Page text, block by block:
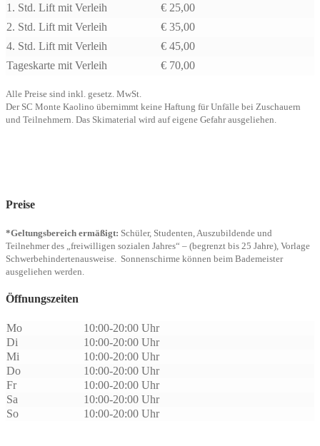
1. Std. Lift mit Verleih
€ 25,00
2. Std. Lift mit Verleih
€ 35,00
4. Std. Lift mit Verleih
€ 45,00
Tageskarte mit Verleih
€ 70,00
Alle Preise sind inkl. gesetz. MwSt.
Der SC Monte Kaolino übernimmt keine Haftung für Unfälle bei Zuschauern
und Teilnehmern. Das Skimaterial wird auf eigene Gefahr ausgeliehen.
Preise
*Geltungsbereich ermäßigt: Schüler, Studenten, Auszubildende und
Teilnehmer des „freiwilligen sozialen Jahres“ – (begrenzt bis 25 Jahre), Vorlage
Schwer­behinderten­ausweise. Sonnenschirme können beim Bademeister
ausgeliehen werden.
Öffnungszeiten
Mo
10:00-20:00 Uhr
Di
10:00-20:00 Uhr
Mi
10:00-20:00 Uhr
Do
10:00-20:00 Uhr
Fr
10:00-20:00 Uhr
Sa
10:00-20:00 Uhr
So
10:00-20:00 Uhr